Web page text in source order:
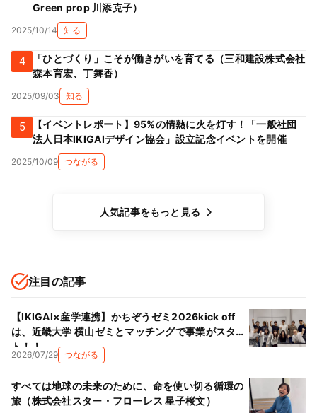
Green prop 川添克子）
2025/10/14 知る
4
「ひとづくり」こそが働きがいを育てる（三和建設株式会社
森本育宏、丁舞香）
2025/09/03 知る
5
【イベントレポート】95%の情熱に火を灯す！「一般社団
法人日本IKIGAIデザイン協会」設立記念イベントを開催
2025/10/09 つながる
人気記事をもっと見る
注目の記事
【IKIGAI×産学連携】かちぞうゼミ2026kick off
は、近畿大学 横山ゼミとマッチングで事業がスター
ト！！
2026/07/29 つながる
すべては地球の未来のために、命を使い切る循環の
旅（株式会社スター・フローレス 星子桜文）